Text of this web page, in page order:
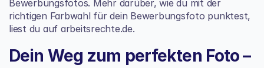
Bewerbungsfotos. Mehr darüber, wie du mit der
richtigen Farbwahl für dein Bewerbungsfoto punktest,
liest du auf arbeitsrechte.de.
Dein Weg zum perfekten Foto –